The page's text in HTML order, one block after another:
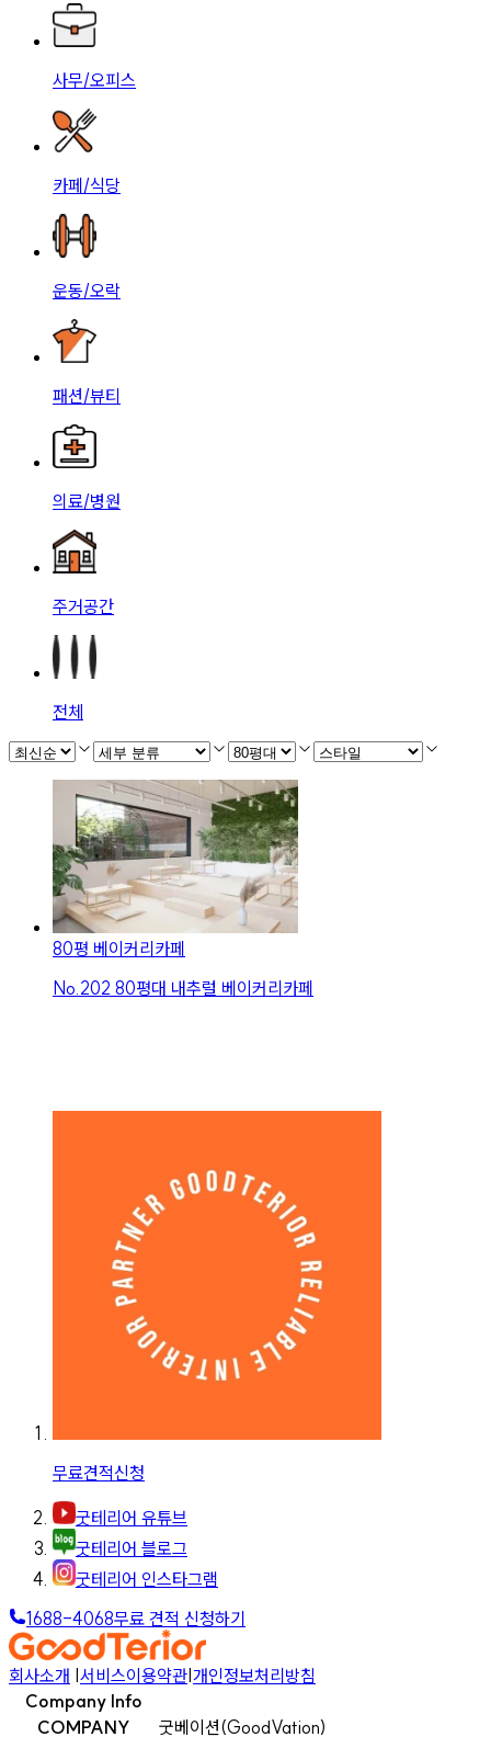
사무/오피스
카페/식당
운동/오락
패션/뷰티
의료/병원
주거공간
전체
80평 베이커리카페
No. 202 80평대 내추럴 베이커리카페
무료견적신청
굿테리어 유튜브
굿테리어 블로그
굿테리어 인스타그램
1688-4068무료 견적 신청하기
회사소개 |서비스이용약관|개인정보처리방침
Company Info
COMPANY
굿베이션(GoodVation)